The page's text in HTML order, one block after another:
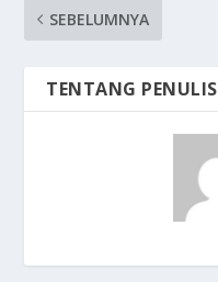
SEBELUMNYA
TENTANG PENULIS